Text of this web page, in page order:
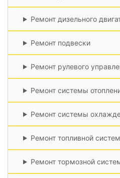
Ремонт дизельного
Ремонт подвески
Ремонт рулевого
Ремонт системы
Ремонт системы
Ремонт топливной
Ремонт тормозной